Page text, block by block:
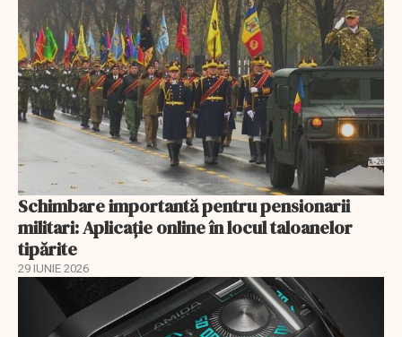
Schimbare importantă pentru pensionarii
militari: Aplicaţie online în locul taloanelor
tipărite
29 IUNIE 2026